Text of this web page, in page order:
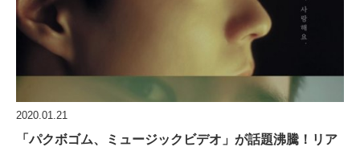
2020.01.21
「パクボゴム、ミュージックビデオ」が話題沸騰！リア